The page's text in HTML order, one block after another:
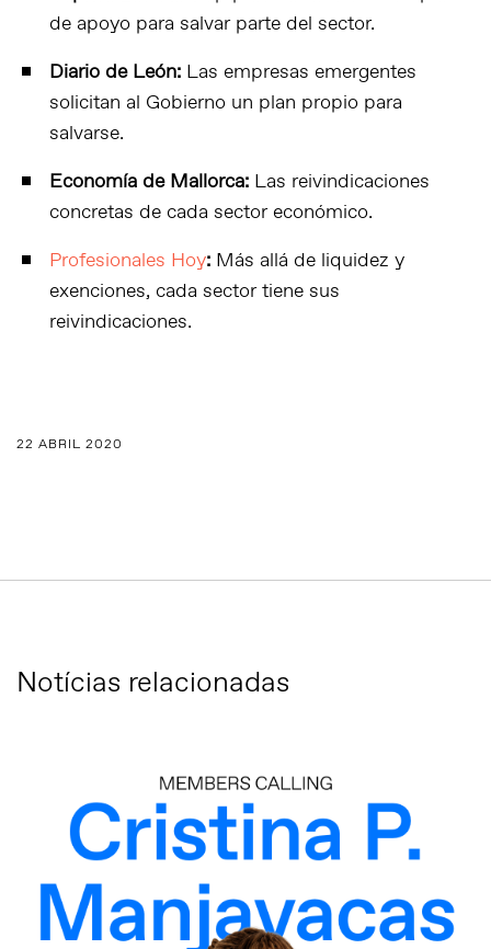
de apoyo para salvar parte del sector.
Diario de León: Las empresas emergentes
solicitan al Gobierno un plan propio para
salvarse.
Economía de Mallorca: Las reivindicaciones
concretas de cada sector económico.
Profesionales Hoy: Más allá de liquidez y
exenciones, cada sector tiene sus
reivindicaciones.
22 ABRIL 2020
Notícias relacionadas